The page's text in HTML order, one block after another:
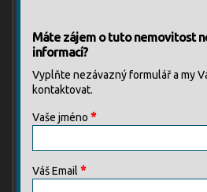
Máte zájem o tuto nemovitost
informací?
Vyplňte nezávazný formulář a my
kontaktovat.
Vaše jméno *
Váš Email *